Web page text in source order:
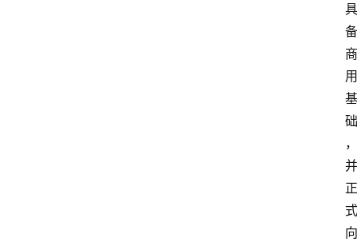
具
备
商
用
基
础
，
并
正
式
向